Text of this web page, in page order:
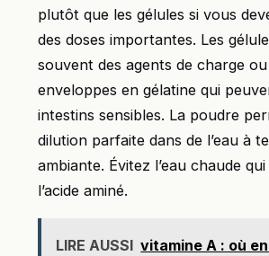
plutôt que les gélules si vous
des doses importantes. Les
souvent des agents de charge ou
enveloppes en gélatine qui
intestins sensibles. La poudre
dilution parfaite dans de l’eau à
ambiante. Évitez l’eau chaude
l’acide aminé.
LIRE AUSSI vitamine A : où